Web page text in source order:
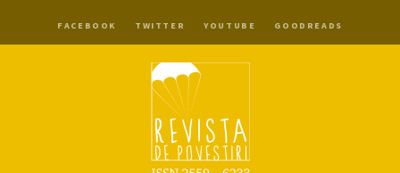
FACEBOOK TWITTER YOUTUBE GOODREADS